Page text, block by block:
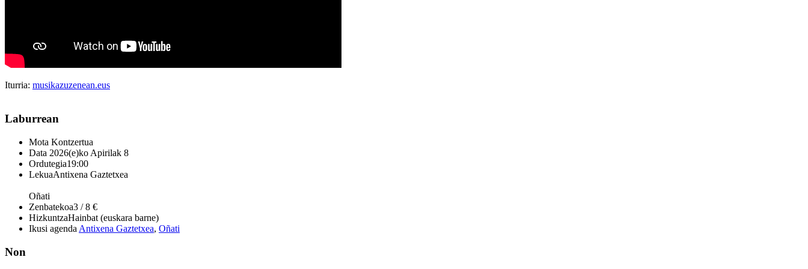
Iturria: musikazuzenean.eus
Laburrean
Mota Kontzertua
Data 2026(e)ko Apirilak 8
Ordutegia19:00
LekuaAntixena Gaztetxea
Oñati
Zenbatekoa3 / 8 €
HizkuntzaHainbat (euskara barne)
Ikusi agenda Antixena Gaztetxea, Oñati
Non